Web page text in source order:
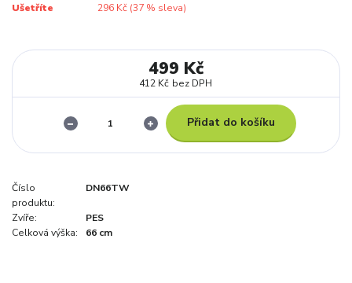
Ušetříte 296 Kč (37% sleva)
499 Kč
412 Kč bez DPH
Přidat do košíku
Číslo
produktu:
DN66TW
Zvíře:
PES
Celková výška:
66 cm